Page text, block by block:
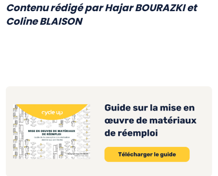
Contenu rédigé par Hajar BOURAZKI et
Coline BLAISON